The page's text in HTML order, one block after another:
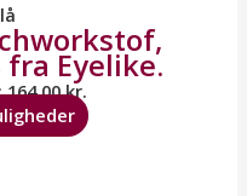
fra Eyelike.
164,00kr.
varianter.
Mulighederne
vælges